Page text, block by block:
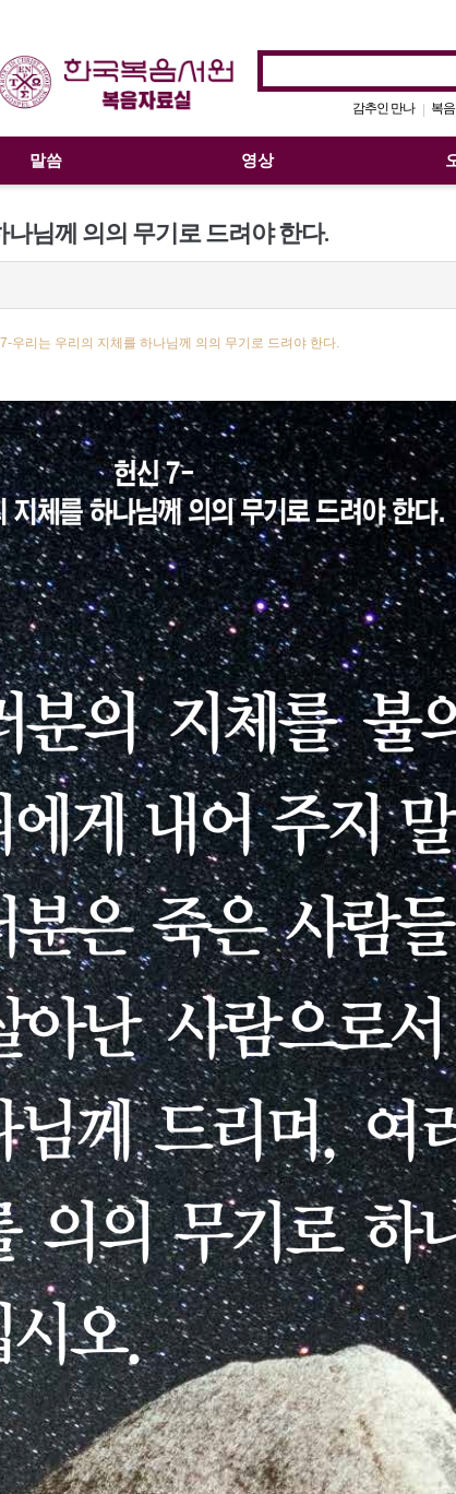
감추인 만나 | 복음
말씀 영상
님께 의의 무기로 드려야 한다.
우리는 우리의 지체를 하나님께 의의 무기로 드려야 한다.